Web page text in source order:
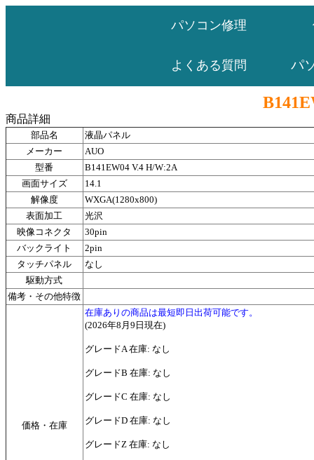
パソコン修理
よくある質問 パ
商品詳細
部品名
液晶パネル
メーカー
AUO
型番
B141EW04 V.4 H/W:2A
画面サイズ
14.1
解像度
WXGA(1280x800)
表面加工
光沢
映像コネクタ
30pin
バックライト
2pin
タッチパネル
なし
駆動方式
備考・その他特徴
価格・在庫
在庫ありの商品は最短即日出荷可能です。
(2026年8月9日現在)
グレードA 在庫: なし
グレードB 在庫: なし
グレードC 在庫: なし
グレードD 在庫: なし
グレードZ 在庫: なし